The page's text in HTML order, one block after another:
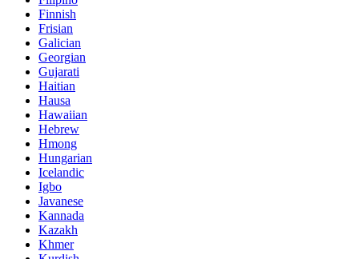
Finnish
Frisian
Galician
Georgian
Gujarati
Haitian
Hausa
Hawaiian
Hebrew
Hmong
Hungarian
Icelandic
Igbo
Javanese
Kannada
Kazakh
Khmer